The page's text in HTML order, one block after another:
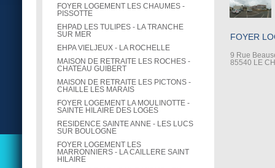
FOYER LOGEMENT LES CHAUMES -
PISSOTTE
EHPAD LES TULIPES - LA TRANCHE
SUR MER
EHPA VIELJEUX - LA ROCHELLE
MAISON DE RETRAITE LES ROCHES -
CHATEAU GUIBERT
MAISON DE RETRAITE LES PICTONS -
CHAILLE LES MARAIS
FOYER LOGEMENT LA MOULINOTTE -
SAINTE HILAIRE DES LOGES
RESIDENCE SAINTE ANNE - LES LUCS
SUR BOULOGNE
FOYER LOGEMENT LES
MARRONNIERS - LA CAILLERE SAINT
HILAIRE
FOYER
9 Rue
85540 LE